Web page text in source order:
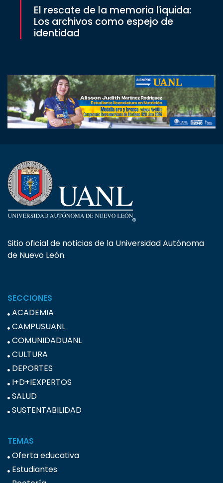
El rescate de la memoria líquida:
Los archivos como espejo de
identidad
Sitio oficial de noticias de la Universidad Autónoma
de Nuevo León.
SECCIONES
ACADEMIA
CAMPUSUANL
COMUNIDADUANL
CULTURA
DEPORTES
I+D+IEXPERTOS
SALUD
SUSTENTABILIDAD
TEMAS
Oferta educativa
Estudiantes